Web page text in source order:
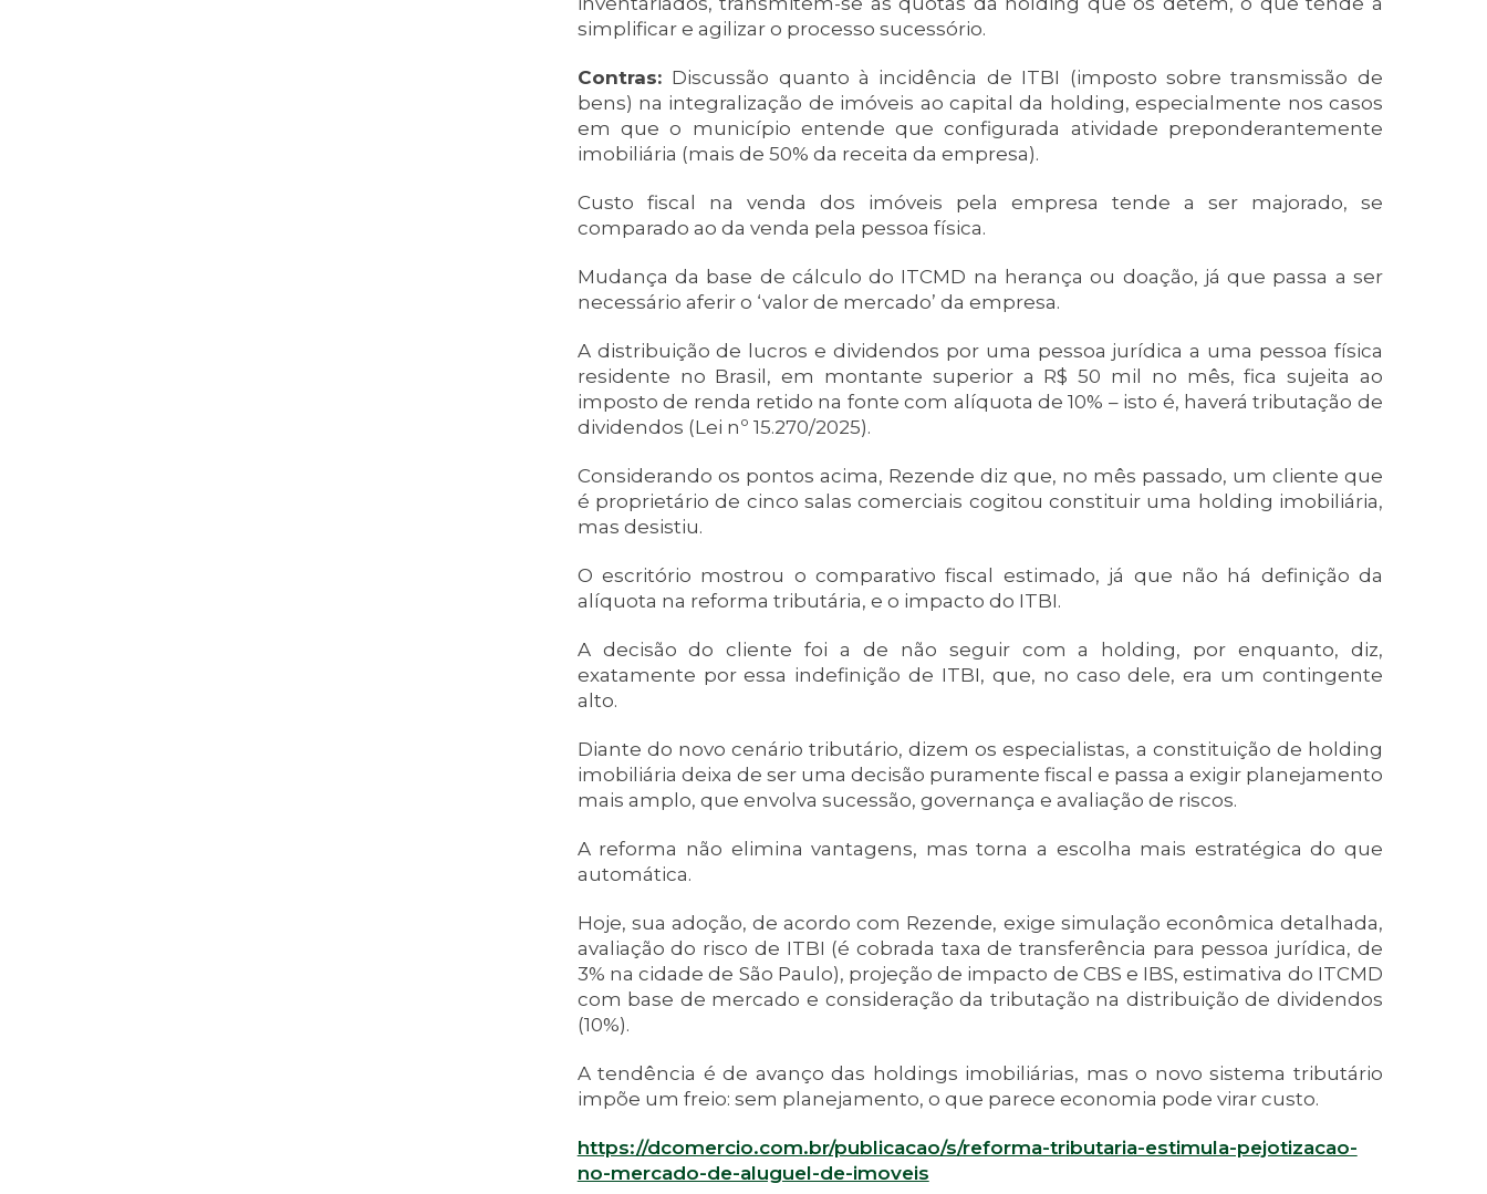
simplificar e agilizar o processo sucessório.
Contras: Discussão quanto à incidência de ITBI (imposto sobre transmissão de
bens) na integralização de imóveis ao capital da holding, especialmente nos casos
em que o município entende que configurada atividade preponderantemente
imobiliária (mais de 50% da receita da empresa).
Custo fiscal na venda dos imóveis pela empresa tende a ser majorado, se
comparado ao da venda pela pessoa física.
Mudança da base de cálculo do ITCMD na herança ou doação, já que passa a ser
necessário aferir o ‘valor de mercado’ da empresa.
A distribuição de lucros e dividendos por uma pessoa jurídica a uma pessoa física
residente no Brasil, em montante superior a R$ 50 mil no mês, fica sujeita ao
imposto de renda retido na fonte com alíquota de 10% – isto é, haverá tributação de
dividendos (Lei nº 15.270/2025).
Considerando os pontos acima, Rezende diz que, no mês passado, um cliente que
é proprietário de cinco salas comerciais cogitou constituir uma holding imobiliária,
mas desistiu.
O escritório mostrou o comparativo fiscal estimado, já que não há definição da
alíquota na reforma tributária, e o impacto do ITBI.
A decisão do cliente foi a de não seguir com a holding, por enquanto, diz,
exatamente por essa indefinição de ITBI, que, no caso dele, era um contingente
alto.
Diante do novo cenário tributário, dizem os especialistas, a constituição de holding
imobiliária deixa de ser uma decisão puramente fiscal e passa a exigir planejamento
mais amplo, que envolva sucessão, governança e avaliação de riscos.
A reforma não elimina vantagens, mas torna a escolha mais estratégica do que
automática.
Hoje, sua adoção, de acordo com Rezende, exige simulação econômica detalhada,
avaliação do risco de ITBI (é cobrada taxa de transferência para pessoa jurídica, de
3% na cidade de São Paulo), projeção de impacto de CBS e IBS, estimativa do ITCMD
com base de mercado e consideração da tributação na distribuição de dividendos
(10%).
A tendência é de avanço das holdings imobiliárias, mas o novo sistema tributário
impõe um freio: sem planejamento, o que parece economia pode virar custo.
https://dcomercio.com.br/publicacao/s/reforma-tributaria-estimula-pejotizacao-
no-mercado-de-aluguel-de-imoveis